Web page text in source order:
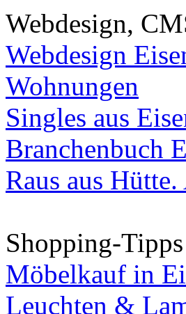
Webdesign,
Webdesign
Wohnungen
Singles aus
Branchenbuch
Raus aus
Shopping-Tipps
Möbelkauf in
Leuchten &